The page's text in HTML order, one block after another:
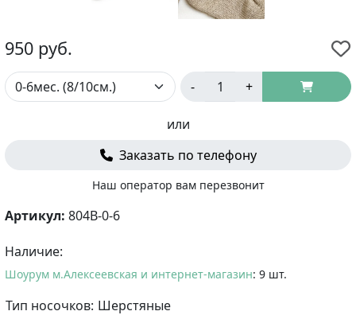
950 руб.
- +
или
Заказать по телефону
Наш оператор вам перезвонит
Артикул: 804B-0-6
Наличие:
Шоурум м.Алексеевская и интернет-магазин: 9 шт.
Тип носочков: Шерстяные